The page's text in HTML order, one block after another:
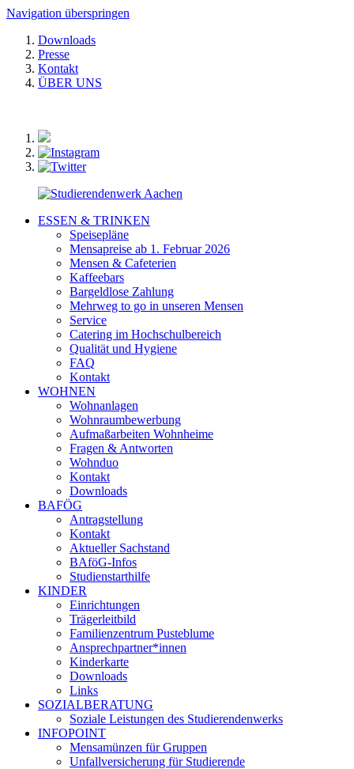
Navigation überspringen
Downloads
Presse
Kontakt
ÜBER UNS
ESSEN & TRINKEN
Speisepläne
Mensapreise ab 1. Februar 2026
Mensen & Cafeterien
Kaffeebars
Bargeldlose Zahlung
Mehrweg to go in unseren Mensen
Service
Catering im Hochschulbereich
Qualität und Hygiene
FAQ
Kontakt
WOHNEN
Wohnanlagen
Wohnraumbewerbung
Aufmaßarbeiten Wohnheime
Fragen & Antworten
Wohnduo
Kontakt
Downloads
BAFÖG
Antragstellung
Kontakt
Aktueller Sachstand
BAföG-Infos
Studienstarthilfe
KINDER
Einrichtungen
Trägerleitbild
Familienzentrum Pusteblume
Ansprechpartner*innen
Kinderkarte
Downloads
Links
SOZIALBERATUNG
Soziale Leistungen des Studierendenwerks
INFOPOINT
Mensamünzen für Gruppen
Unfallversicherung für Studierende